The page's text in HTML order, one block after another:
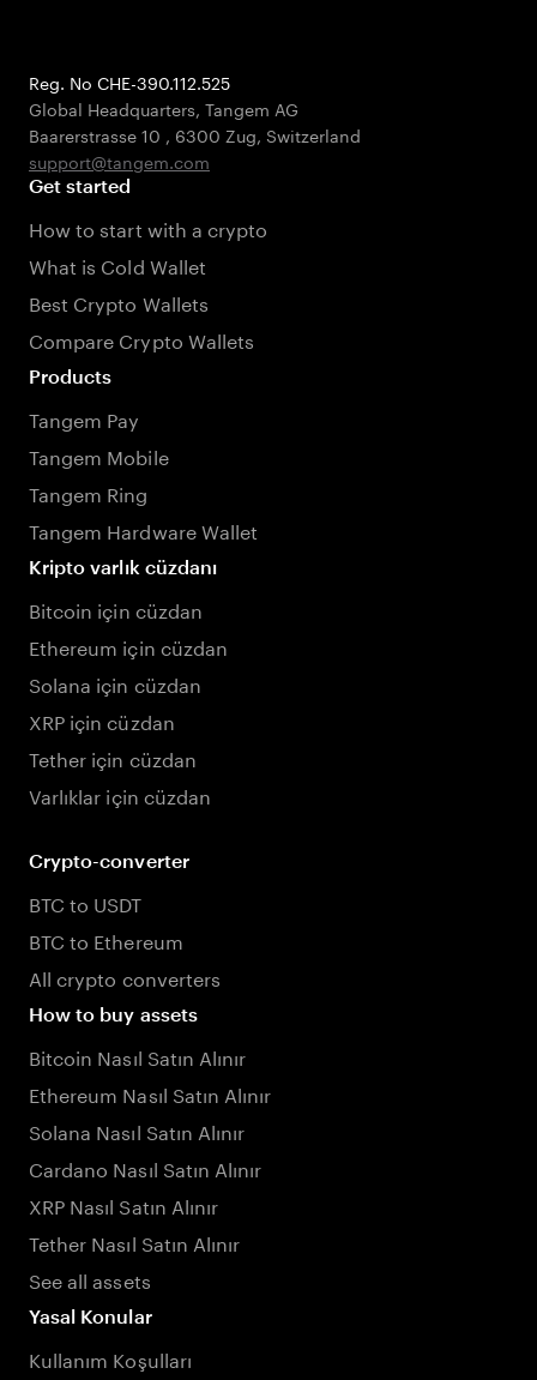
Reg. No CHE-390.112.525
Global Headquarters, Tangem AG
Baarerstrasse 10 , 6300 Zug, Switzerland
support@tangem.com
Get started
How to start with a crypto
What is Cold Wallet
Best Crypto Wallets
Compare Crypto Wallets
Products
Tangem Pay
Tangem Mobile
Tangem Ring
Tangem Hardware Wallet
Kripto varlık cüzdanı
Bitcoin için cüzdan
Ethereum için cüzdan
Solana için cüzdan
XRP için cüzdan
Tether için cüzdan
Varlıklar için cüzdan
Crypto-converter
BTC to USDT
BTC to Ethereum
All crypto converters
How to buy assets
Bitcoin Nasıl Satın Alınır
Ethereum Nasıl Satın Alınır
Solana Nasıl Satın Alınır
Cardano Nasıl Satın Alınır
XRP Nasıl Satın Alınır
Tether Nasıl Satın Alınır
See all assets
Yasal Konular
Kullanım Koşulları